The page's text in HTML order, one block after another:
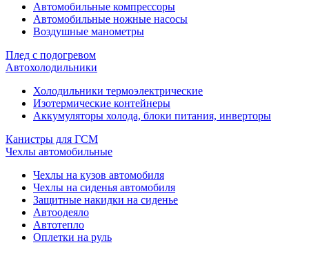
Автомобильные компрессоры
Автомобильные ножные насосы
Воздушные манометры
Плед с подогревом
Автохолодильники
Холодильники термоэлектрические
Изотермические контейнеры
Аккумуляторы холода, блоки питания, инверторы
Канистры для ГСМ
Чехлы автомобильные
Чехлы на кузов автомобиля
Чехлы на сиденья автомобиля
Защитные накидки на сиденье
Автоодеяло
Автотепло
Оплетки на руль